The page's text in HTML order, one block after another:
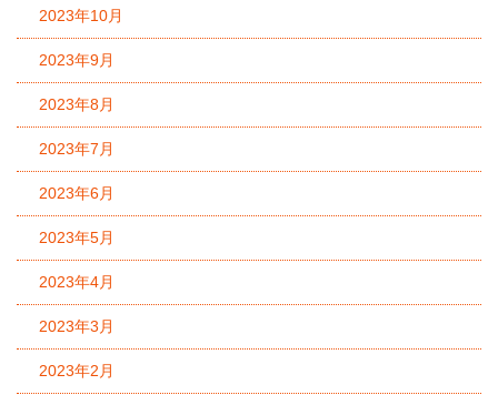
2023年10月
2023年9月
2023年8月
2023年7月
2023年6月
2023年5月
2023年4月
2023年3月
2023年2月